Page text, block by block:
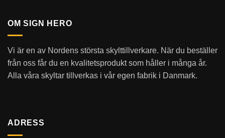
OM SIGN HERO
Vi är en av Nordens största skylttillverkare. När du beställer
från oss får du en kvalitetsprodukt som håller i många år.
Alla våra skyltar tillverkas i vår egen fabrik i Danmark.
ADRESS